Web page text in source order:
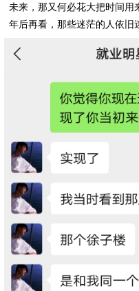
未来，那又何必花大把时间用
年后再看，那些迷茫的人依旧